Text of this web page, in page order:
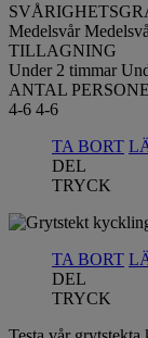
Medelsvår
TILLAGNING
Under 2 timmar
ANTAL
4-6 4-6
TA BORT
DEL
TRYCK
TA BORT
DEL
TRYCK